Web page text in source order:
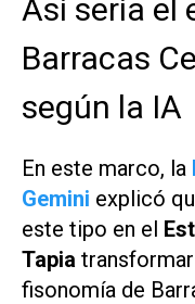
Así sería el
Barracas
según la IA
En este marco, la
Gemini explicó
este tipo en el
Tapia
fisonomía de